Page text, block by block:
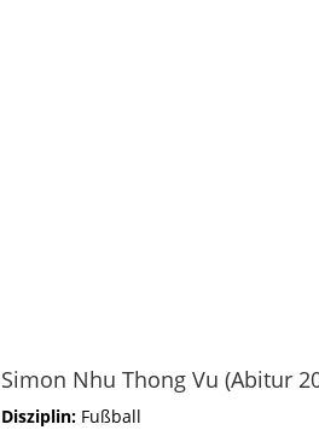
Simon Nhu Thong Vu (Abitur
Disziplin: Fußball